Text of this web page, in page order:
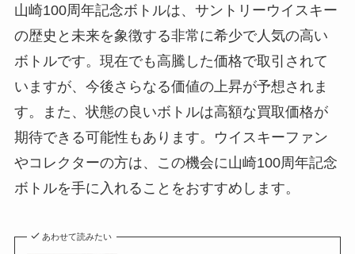
山崎100周年記念ボトルは、サントリーウイスキー
の歴史と未来を象徴する非常に希少で人気の高い
ボトルです。現在でも高騰した価格で取引されて
いますが、今後さらなる価値の上昇が予想されま
す。また、状態の良いボトルは高額な買取価格が
期待できる可能性もあります。ウイスキーファン
やコレクターの方は、この機会に山崎100周年記念
ボトルを手に入れることをおすすめします。
あわせて読みたい